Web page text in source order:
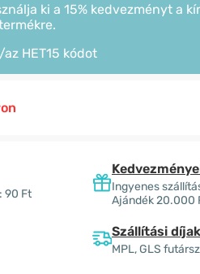
ki a 15% kedvezményt a
az HET15 kódot
90 Ft
Ingyenes
Ajándék 20.000
Szállítási díjak
MPL, GLS